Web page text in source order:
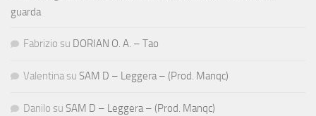
guarda
Fabrizio su DORIAN O. A. – Tao
Valentina su SAM D – Leggera – (Prod. Manqc)
Danilo su SAM D – Leggera – (Prod. Manqc)